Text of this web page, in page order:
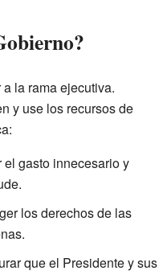
la rama ejecutiva.
y use los recursos de
el gasto innecesario y
los derechos de las
que el Presidente y sus